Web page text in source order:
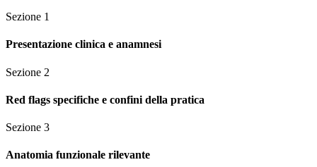
Sezione 1
Presentazione clinica e anamnesi
Sezione 2
Red flags specifiche e confini della pratica
Sezione 3
Anatomia funzionale rilevante